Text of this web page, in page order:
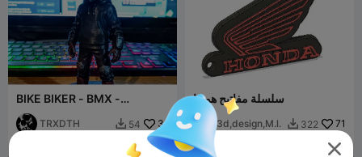
BIKE BIKER - BMX -
MOTOCROSS
TRXDTH  54 31
سلسلة مفاتيح هوندا
3d,design,M.l.  322 71
